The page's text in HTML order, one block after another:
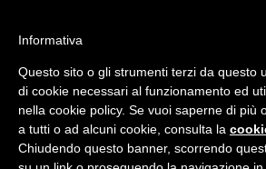
ACCESSORI
CUCINA SANA
ACCESSORI
Informativa
Questo sito o gli strumenti terzi da questo
di cookie necessari al funzionamento ed
nella cookie policy. Se vuoi saperne di più
a tutti o ad alcuni cookie, consulta la
Chiudendo questo banner, scorrendo